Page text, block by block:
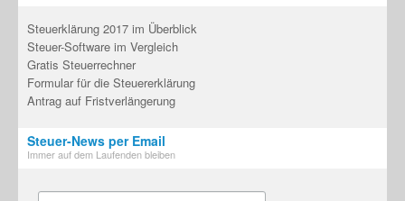
Steuerklärung 2017 im Überblick
Steuer-Software im Vergleich
Gratis Steuerrechner
Formular für die Steuererklärung
Antrag auf Fristverlängerung
Steuer-News per Email
Immer auf dem Laufenden bleiben